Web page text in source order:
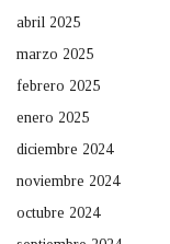
abril 2025
marzo 2025
febrero 2025
enero 2025
diciembre 2024
noviembre 2024
octubre 2024